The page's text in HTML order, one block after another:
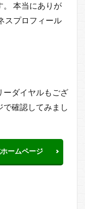
。 本当にありが
スプロフィール
ーダイヤルもござ
で確認してみまし
ームページ